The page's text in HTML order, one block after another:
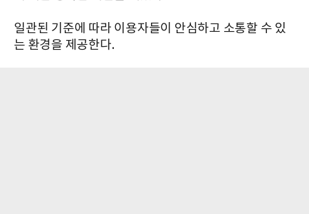
일관된 기준에 따라 이용자들이 안심하고 소통할 수 있
는 환경을 제공한다.